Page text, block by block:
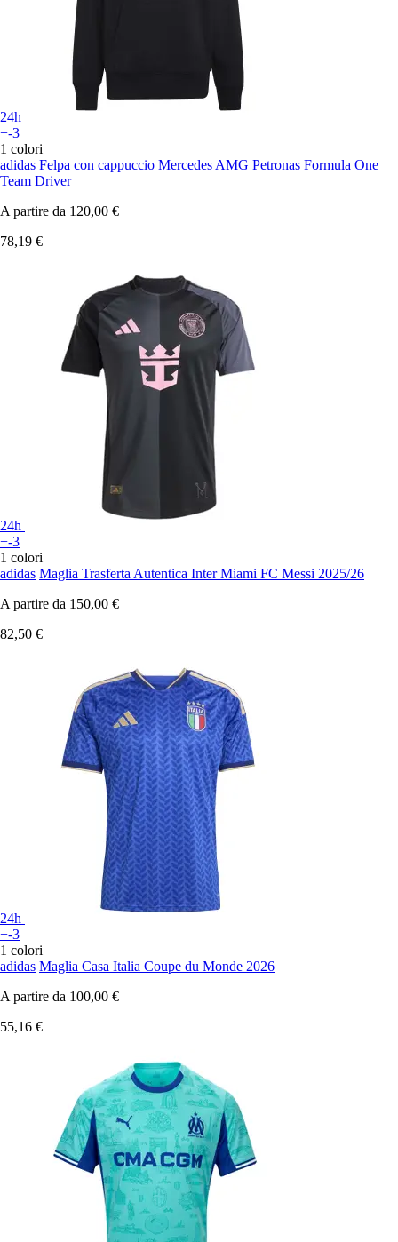
24h
+-3
1 colori
adidas Felpa con cappuccio Mercedes AMG Petronas Formula One
Team Driver
A partire da 120,00 €
78,19 €
24h
+-3
1 colori
adidas Maglia Trasferta Autentica Inter Miami FC Messi 2025/26
A partire da 150,00 €
82,50 €
24h
+-3
1 colori
adidas Maglia Casa Italia Coupe du Monde 2026
A partire da 100,00 €
55,16 €